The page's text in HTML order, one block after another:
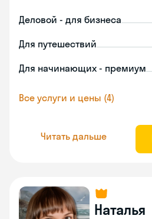
Деловой - для бизнеса
Для путешествий
Для начинающих - премиум
Все услуги и цены (4)
Читать дальше
Наталья